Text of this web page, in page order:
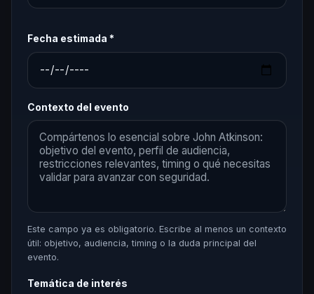
Fecha estimada *
Contexto del evento
Este campo ya es obligatorio. Escribe al menos un contexto
útil: objetivo, audiencia, timing o la duda principal del
evento.
Temática de interés